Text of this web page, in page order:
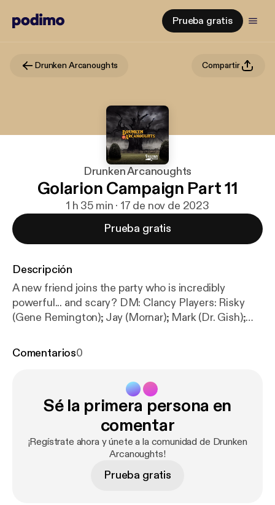
Prueba gratis
Drunken Arcanoughts Compartir
Drunken Arcanoughts
Golarion Campaign Part 11
1 h 35 min · 17 de nov de 2023
Prueba gratis
Descripción
A new friend joins the party who is incredibly
powerful... and scary? DM: Clancy Players: Risky
(Gene Remington); Jay (Mornar); Mark (Dr. Gish);
www.halfwaynetwork.com [
m.com/drunkenarcanoughtsdndpodcast
Comentarios0
Sé la primera persona en
comentar
¡Regístrate ahora y únete a la comunidad de Drunken
Arcanoughts!
Prueba gratis